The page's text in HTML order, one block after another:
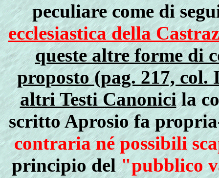
peculiare come di
ecclesiastica della
queste altre forme di
proposto (pag. 217,
altri Testi Canonicila
scritto Aprosio fa
contraria né possibili
principio del"pubblico